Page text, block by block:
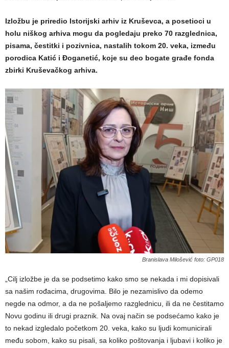
Izložbu je priredio Istorijski arhiv iz Kruševca, a posetioci u
holu niškog arhiva mogu da pogledaju preko 70 razglednica,
pisama, čestitki i pozivnica, nastalih tokom 20. veka, između
porodica Katić i Đoganetić, koje su deo bogate građe fonda
zbirki Kruševačkog arhiva.
Branislava Milošević foto: GP018
„Cilj izložbe je da se podsetimo kako smo se nekada i mi dopisivali
sa našim rođacima, drugovima. Bilo je nezamislivo da odemo
negde na odmor, a da ne pošaljemo razglednicu, ili da ne čestitamo
Novu godinu ili drugi praznik. Na ovaj način se podsećamo kako je
to nekad izgledalo početkom 20. veka, kako su ljudi komunicirali
među sobom, kako su pisali, sa koliko poštovanja i ljubavi i koliko je